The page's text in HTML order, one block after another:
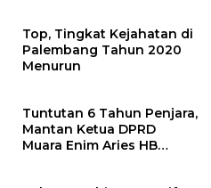
Top, Tingkat Kejahatan di
Palembang Tahun 2020
Menurun
Tuntutan 6 Tahun Penjara,
Mantan Ketua DPRD
Muara Enim Aries HB